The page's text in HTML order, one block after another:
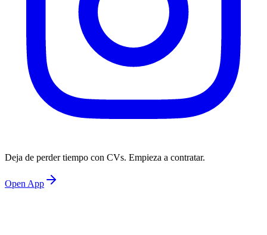
Deja de perder tiempo con CVs. Empieza a contratar.
Open App